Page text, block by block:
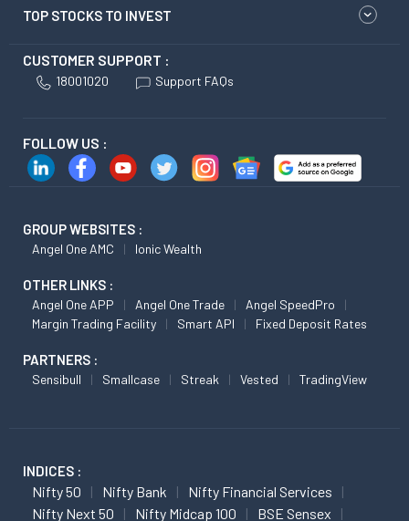
TOP STOCKS TO INVEST
CUSTOMER SUPPORT :
18001020 Support FAQs
FOLLOW US :
GROUP WEBSITES :
Angel One AMC Ionic Wealth
OTHER LINKS :
Angel One APP Angel One Trade
Angel SpeedPro
Margin Trading Facility
Smart API Fixed Deposit Rates
PARTNERS :
Sensibull Smallcase Streak Vested TradingView
INDICES :
Nifty 50 Nifty Bank
Nifty Financial Services
Nifty Next 50
Nifty Midcap 100
BSE Sensex